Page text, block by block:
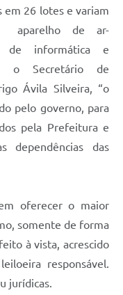
em 26 lotes e variam
aparelho de ar-
de informática e
o Secretário de
Ávila Silveira, “o
pelo governo, para
pela Prefeitura e
dependências das
oferecer o maior
somente de forma
à vista, acrescido
responsável.
jurídicas.